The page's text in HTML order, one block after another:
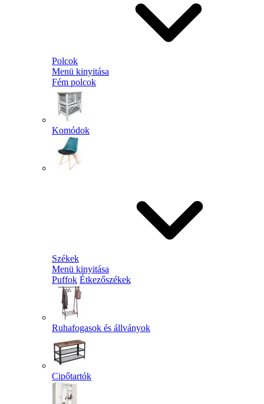
Polcok
Menü kinyitása
Fém polcok
Komódok
Székek
Menü kinyitása
Puffok Étkezőszékek
Ruhafogasok és állványok
Cipőtartók